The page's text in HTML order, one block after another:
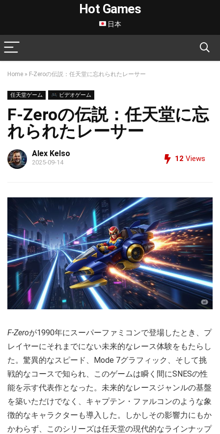
Hot Games
日本
Home » F-Zeroの伝説：任天堂に忘れられたレーサー
任天堂ゲーム ビデオゲーム
F-Zeroの伝説：任天堂に忘
れられたレーサー
Alex Kelso
2025-09-14 12 Views
F-Zeroが1990年にスーパーファミコンで登場したとき、プ
レイヤーにそれまでにない未来的なレース体験をもたらし
た。驚異的なスピード、Mode 7グラフィック、そして挑
戦的なコースで知られ、このゲームは瞬く間にSNESの性
能を示す代表作となった。未来的なレースジャンルの基盤
を築いただけでなく、キャプテン・ファルコンのような象
徴的なキャラクターも導入した。しかしその影響力にもか
かわらず、このシリーズは任天堂の現代的なラインナップ